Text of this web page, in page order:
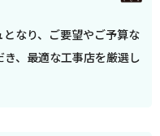
なり、ご要望やご予算な
、最適な工事店を厳選し